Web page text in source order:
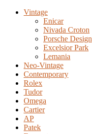
Vintage
Enicar
Nivada Croton
Porsche Design
Excelsior Park
Lemania
Neo-Vintage
Contemporary
Rolex
Tudor
Omega
Cartier
AP
Patek